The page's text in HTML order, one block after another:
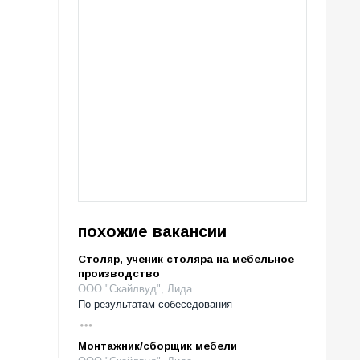
похожие вакансии
Столяр, ученик столяра на мебельное
производство
ООО "Скайлвуд", Лида
По результатам собеседования
Монтажник/сборщик мебели